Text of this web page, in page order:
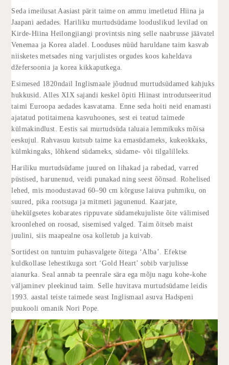
Seda imeilusat Aasiast pärit taime on ammu imetletud Hiina ja
Jaapani aedades. Hariliku murtudsüdame looduslikud levilad on
Kirde-Hiina Heilongjiangi provintsis ning selle naabrusse jäävatel
Venemaa ja Korea aladel. Looduses nüüd haruldane taim kasvab
niisketes metsades ning varjulistes orgudes koos kaheldava
džefersoonia ja korea kikkaputkega.
Esimesed 1820ndail Inglismaale jõudnud murtudsüdamed kahjuks
hukkusid. Alles XIX sajandi keskel õpiti Hiinast introdutseeritud
taimi Euroopa aedades kasvatama. Enne seda hoiti neid enamasti
ajatatud potitaimena kasvuhoones, sest ei teatud taimede
külmakindlust. Eestis sai murtudsüda taluaia lemmikuks mõisa
eeskujul. Rahvasuu kutsub taime ka emasüdameks, kukeokkaks,
külmkingaks, lõhkend südameks, südame- või tilgalilleks.
Hariliku murtudsüdame juured on lihakad ja rabedad, varred
püstised, harunenud, veidi punakad ning seest õõnsad. Rohelised
lehed, mis moodustavad 60–90 cm kõrguse laiuva puhmiku, on
suured, pika rootsuga ja mitmeti jagunenud. Kaarjate,
ühekülgsetes kobarates rippuvate südamekujuliste õite välimised
kroonlehed on roosad, sisemised valged. Taim õitseb maist
juulini, siis maapealne osa kolletub ja kuivab.
Sortidest on tuntuim puhasvalgete õitega ‘Alba’. Efektse
kuldkollase lehestikuga sort ‘Gold Heart’ sobib varjulisse
aianurka. Seal annab ta peenrale sära ega mõju nagu kohe-kohe
väljaminev pleekinud taim. Selle huvitava murtudsüdame leidis
1993. aastal teiste taimede seast Inglismaal asuva Hadspeni
puukooli omanik Nori Pope.